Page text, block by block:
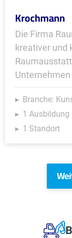
Krochmann
Die Firma
kreativer und
Branche:
1 Ausbildung
1 Standort